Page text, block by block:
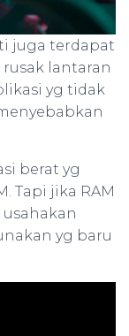
juga terdapat
rusak lantaran
yg tidak
berat yg
Tapi jika RAM
yg baru